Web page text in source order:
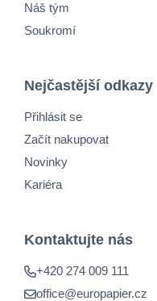
Náš tým
Soukromí
Nejčastější odkazy
Přihlásit se
Začít nakupovat
Novinky
Kariéra
Kontaktujte nás
+420 274 009 111
office@europapier.cz